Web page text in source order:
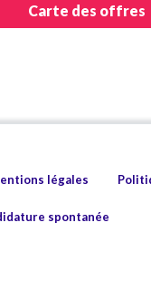
Carte des offres
légales
spontanée